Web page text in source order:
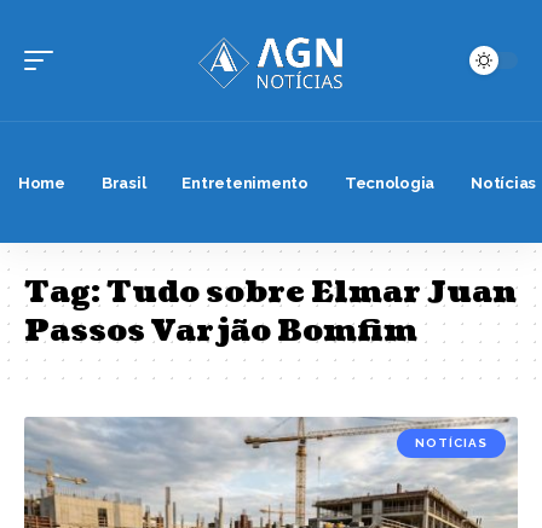
Home Brasil Entretenimento Tecnologia Notícias
Tag:Tudo sobre Elmar Juan
Passos Varjão Bomfim
NOTÍCIAS